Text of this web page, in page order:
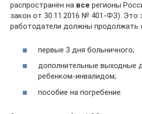
распространён на все регионы
закон от 30.11.2016 № 401-ФЗ). Это
работодатели должны продолжать
первые 3 дня больничного;
дополнительные выходные
ребенком-инвалидом;
пособие на погребение.